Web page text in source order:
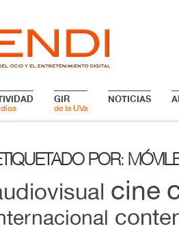
GIR
de la UVa
NOTICIAS
POR:
cine